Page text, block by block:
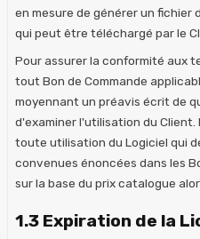
en mesure de générer un fichier
qui peut être téléchargé par le
Pour assurer la conformité aux
tout Bon de Commande
moyennant un préavis écrit de
d'examiner l'utilisation du
toute utilisation du Logiciel qui
convenues énoncées dans les
sur la base du prix catalogue
1.3 Expiration de la